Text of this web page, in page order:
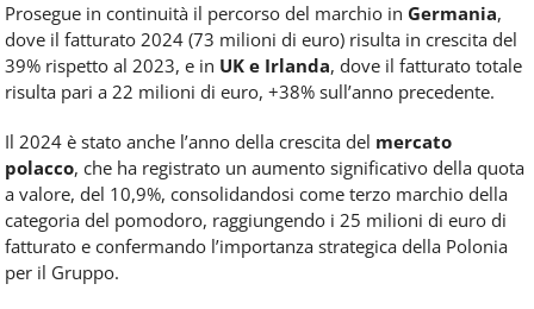
Prosegue in continuità il percorso del marchio in Germania,
dove il fatturato 2024 (73 milioni di euro) risulta in crescita del
39% rispetto al 2023, e in UK e Irlanda, dove il fatturato totale
risulta pari a 22 milioni di euro, +38% sull’anno precedente.
Il 2024 è stato anche l’anno della crescita del mercato
polacco, che ha registrato un aumento significativo della quota
a valore, del 10,9%, consolidandosi come terzo marchio della
categoria del pomodoro, raggiungendo i 25 milioni di euro di
fatturato e confermando l’importanza strategica della Polonia
per il Gruppo.